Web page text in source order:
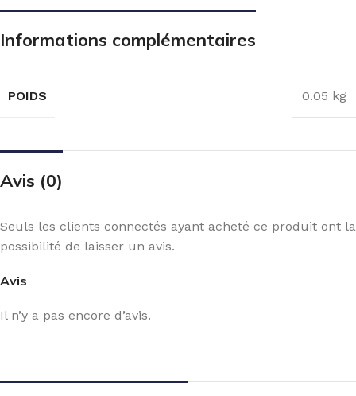
Informations complémentaires
POIDS 0.05 kg
Avis (0)
Avis
Il n’y a pas encore d’avis.
Seuls les clients connectés ayant acheté ce produit ont la
possibilité de laisser un avis.